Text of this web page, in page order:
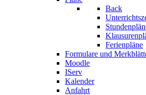
Back
Ferienpläne
Formulare und
Moodle
IServ
Kalender
Anfahrt